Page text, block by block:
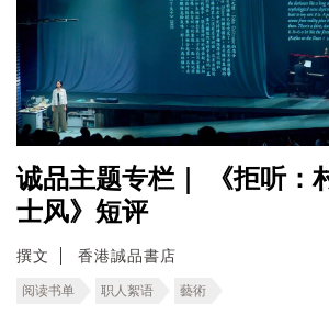
诚品主题专栏｜ 《拒听：
士风》短评
撰文 香港誠品書店
阅读书单 职人絮语 藝術